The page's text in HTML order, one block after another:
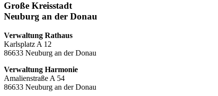
Große Kreisstadt
Neuburg an der Donau
Verwaltung Rathaus
Karlsplatz A 12
86633 Neuburg an der Donau
Verwaltung Harmonie
Amalienstraße A 54
86633 Neuburg an der Donau